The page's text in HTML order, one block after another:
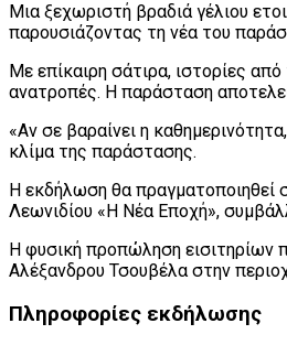
Μια ξεχωριστή βραδιά γέλιου
παρουσιάζοντας τη νέα του
Με επίκαιρη σάτιρα, ιστορίες
ανατροπές. Η παράσταση
«Αν σε βαραίνει η
κλίμα της παράστασης.
Η εκδήλωση θα πραγματοποιηθεί
Λεωνιδίου «Η Νέα Εποχή»,
Η φυσική προπώληση εισιτηρίων
Αλέξανδρου Τσουβέλα στην
Πληροφορίες εκδήλωσης